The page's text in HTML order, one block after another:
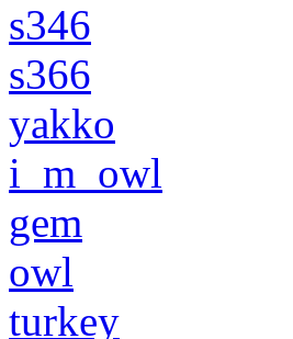
s346
s366
yakko
i_m_owl
gem
owl
turkey